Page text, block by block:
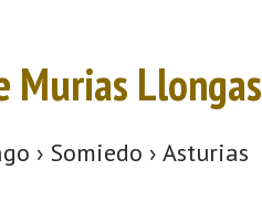
Murias Llongas
› Somiedo › Asturias